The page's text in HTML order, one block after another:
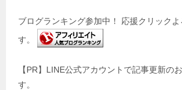
ブログランキング参加中！ 応援クリック
す。
【PR】LINE公式アカウントで記事更新の
す。